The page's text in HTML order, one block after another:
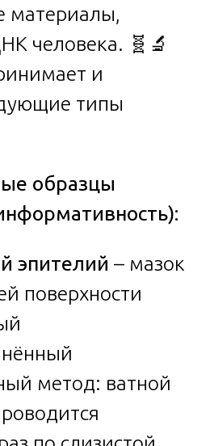
материалы,
человека. 🧬🔬
и
типы
образцы
эпителий – мазок
поверхности
метод: ватной